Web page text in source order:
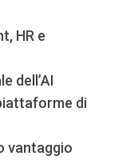
HR e
dell’AI
di
vantaggio